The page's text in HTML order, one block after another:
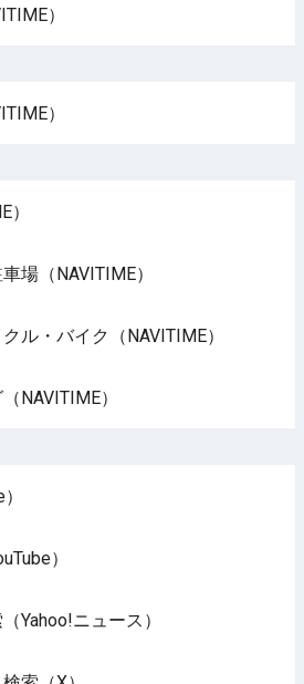
）
）
場（NAVITIME）
ル・バイク（NAVITIME）
NAVITIME）
）
Yahoo!ニュース）